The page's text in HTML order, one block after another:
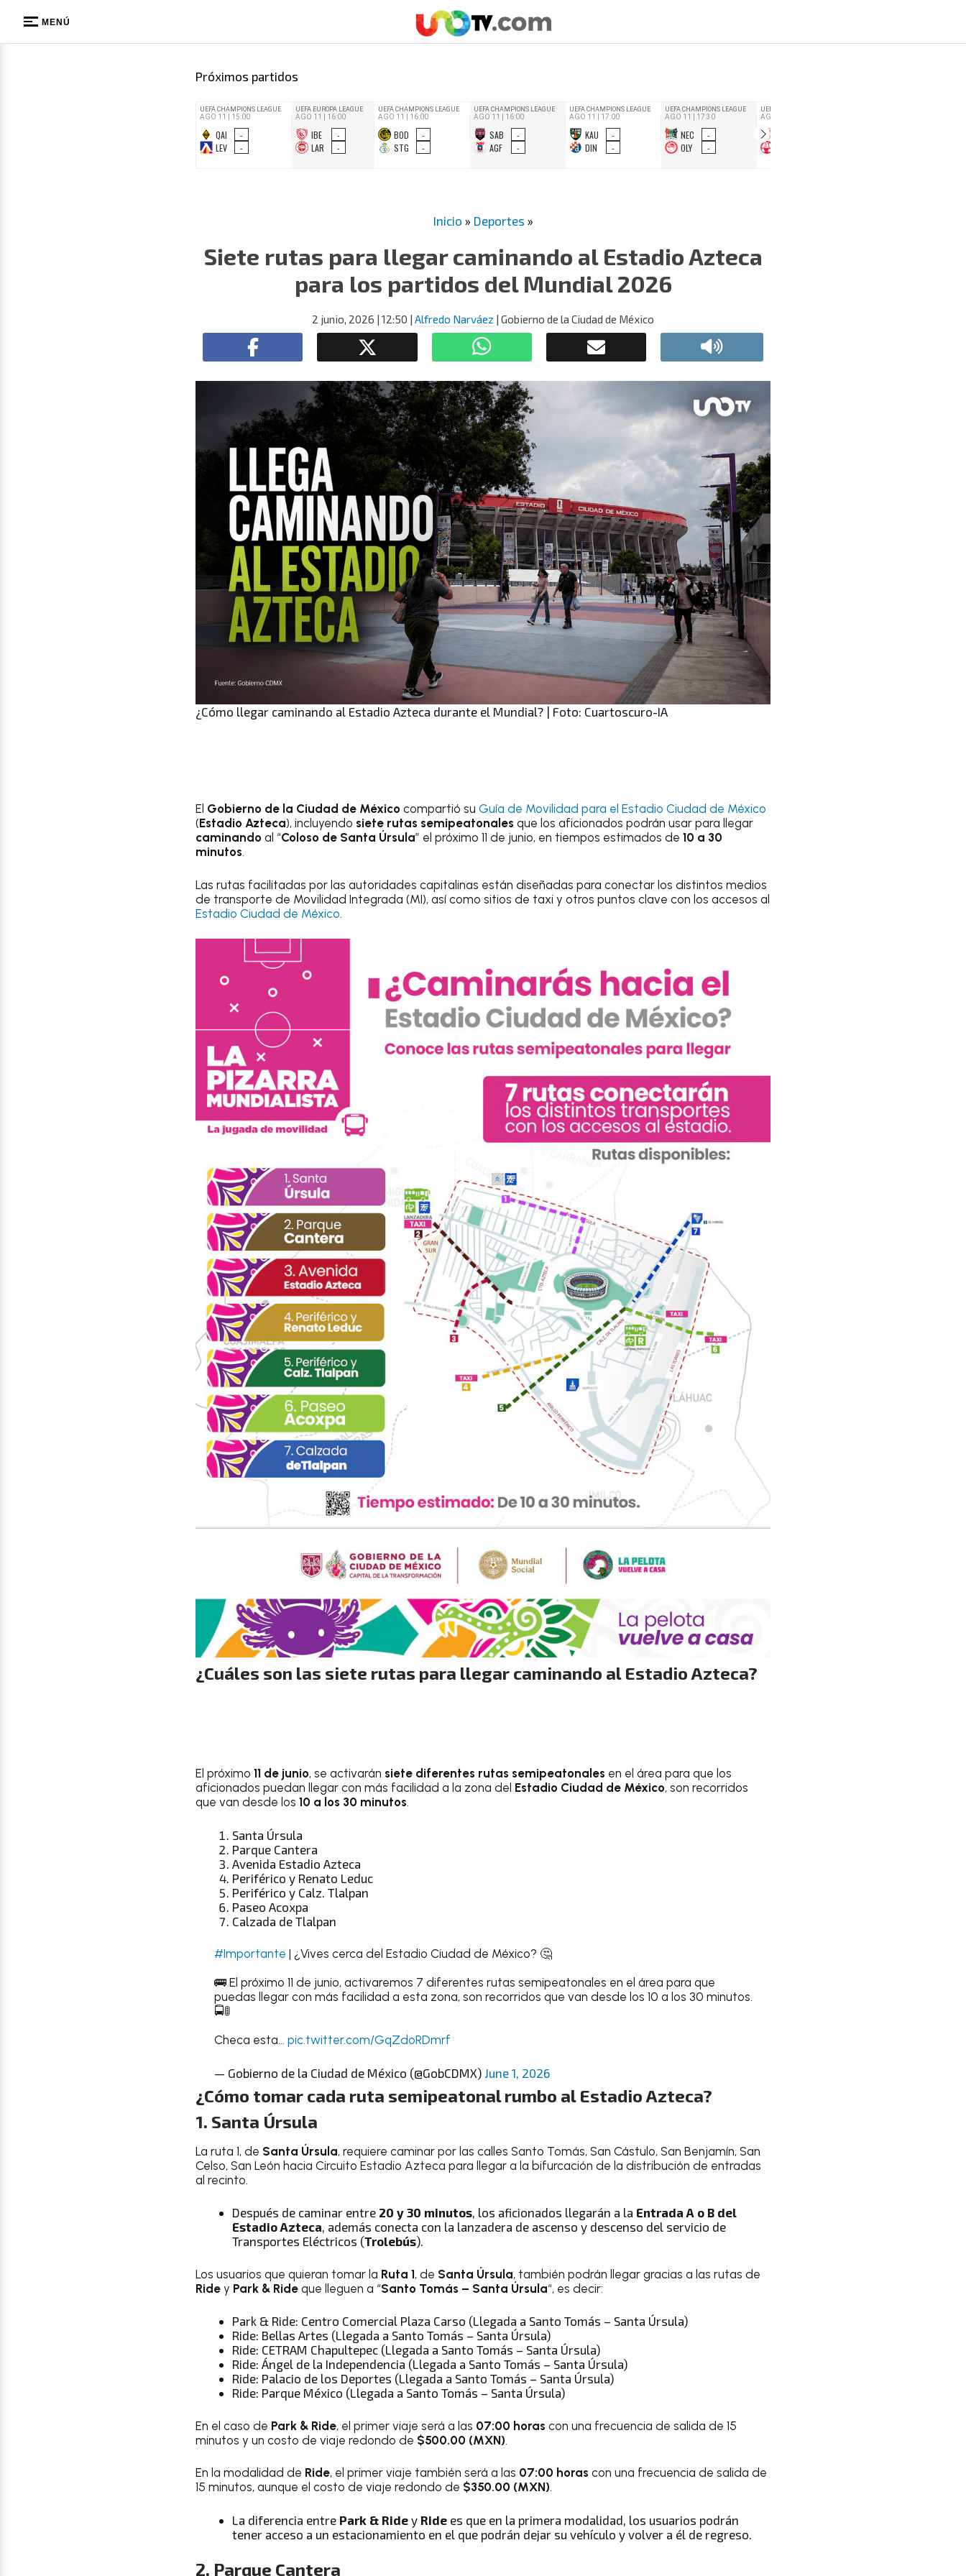
MENÚ
Próximos partidos
Inicio » Deportes »
Siete rutas para llegar caminando al Estadio Azteca
para los partidos del Mundial 2026
2 junio, 2026 | 12:50 | Alfredo Narváez | Gobierno de la Ciudad de México
¿Cómo llegar caminando al Estadio Azteca durante el Mundial? | Foto: Cuartoscuro-IA
El Gobierno de la Ciudad de México compartió su Guía de Movilidad para el Estadio Ciudad de México
(Estadio Azteca), incluyendo siete rutas semipeatonales que los aficionados podrán usar para llegar
caminando al “Coloso de Santa Úrsula” el próximo 11 de junio, en tiempos estimados de 10 a 30
minutos.
Las rutas facilitadas por las autoridades capitalinas están diseñadas para conectar los distintos medios
de transporte de Movilidad Integrada (MI), así como sitios de taxi y otros puntos clave con los accesos al
Estadio Ciudad de México.
¿Cuáles son las siete rutas para llegar caminando al Estadio Azteca?
El próximo 11 de junio, se activarán siete diferentes rutas semipeatonales en el área para que los
aficionados puedan llegar con más facilidad a la zona del Estadio Ciudad de México, son recorridos
que van desde los 10 a los 30 minutos.
Santa Úrsula
Parque Cantera
Avenida Estadio Azteca
Periférico y Renato Leduc
Periférico y Calz. Tlalpan
Paseo Acoxpa
Calzada de Tlalpan
#Importante | ¿Vives cerca del Estadio Ciudad de México? 🤔
🚌 El próximo 11 de junio, activaremos 7 diferentes rutas semipeatonales en el área para que
puedas llegar con más facilidad a esta zona, son recorridos que van desde los 10 a los 30 minutos.
🚍🚦
Checa esta… pic.twitter.com/GqZdoRDmrf
— Gobierno de la Ciudad de México (@GobCDMX) June 1, 2026
¿Cómo tomar cada ruta semipeatonal rumbo al Estadio Azteca?
1. Santa Úrsula
La ruta 1, de Santa Úrsula, requiere caminar por las calles Santo Tomás, San Cástulo, San Benjamín, San
Celso, San León hacia Circuito Estadio Azteca para llegar a la bifurcación de la distribución de entradas
al recinto.
Después de caminar entre 20 y 30 minutos, los aficionados llegarán a la Entrada A o B del
Estadio Azteca, además conecta con la lanzadera de ascenso y descenso del servicio de
Transportes Eléctricos (Trolebús).
Los usuarios que quieran tomar la Ruta 1, de Santa Úrsula, también podrán llegar gracias a las rutas de
Ride y Park & Ride que lleguen a “Santo Tomás – Santa Úrsula“, es decir:
Park & Ride: Centro Comercial Plaza Carso (Llegada a Santo Tomás – Santa Úrsula)
Ride: Bellas Artes (Llegada a Santo Tomás – Santa Úrsula)
Ride: CETRAM Chapultepec (Llegada a Santo Tomás – Santa Úrsula)
Ride: Ángel de la Independencia (Llegada a Santo Tomás – Santa Úrsula)
Ride: Palacio de los Deportes (Llegada a Santo Tomás – Santa Úrsula)
Ride: Parque México (Llegada a Santo Tomás – Santa Úrsula)
En el caso de Park & Ride, el primer viaje será a las 07:00 horas con una frecuencia de salida de 15
minutos y un costo de viaje redondo de $500.00 (MXN).
En la modalidad de Ride, el primer viaje también será a las 07:00 horas con una frecuencia de salida de
15 minutos, aunque el costo de viaje redondo de $350.00 (MXN).
La diferencia entre Park & Ride y Ride es que en la primera modalidad, los usuarios podrán
tener acceso a un estacionamiento en el que podrán dejar su vehículo y volver a él de regreso.
2. Parque Cantera